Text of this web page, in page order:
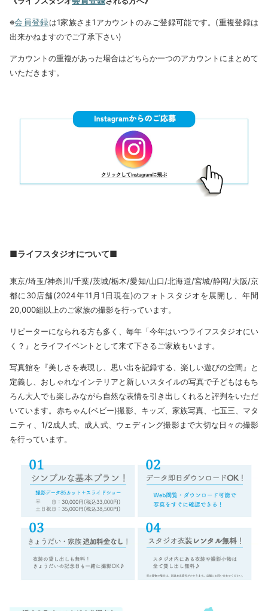
※会員登録は1家族さま1アカウントのみご登録可能です。(重複登録は
出来かねますのでご了承下さい)
アカウントの重複があった場合はどちらか一つのアカウントにまとめて
いただきます。
■ライフスタジオについて■
東京/埼玉/神奈川/千葉/茨城/栃木/愛知/山口/北海道/宮城/静岡/大阪/京
都に30店舗(2024年11月1日現在)のフォトスタジオを展開し、年間
20,000組以上のご家族の撮影を行っています。
リピーターになられる方も多く、毎年「今年はいつライフスタジオにい
く？』とライフイベントとして来て下さるご家族もいます。
写真館を『美しさを表現し、思い出を記録する、楽しい遊びの空間』と
定義し、おしゃれなインテリアと新しいスタイルの写真で子どもはもち
ろん大人でも楽しみながら自然な表情を引き出しくれると評判をいただ
いています。赤ちゃん(ベビー)撮影、キッズ、家族写真、七五三、マタ
ニティ、1/2成人式、成人式、ウェディング撮影まで大切な日々の撮影
を行っています。